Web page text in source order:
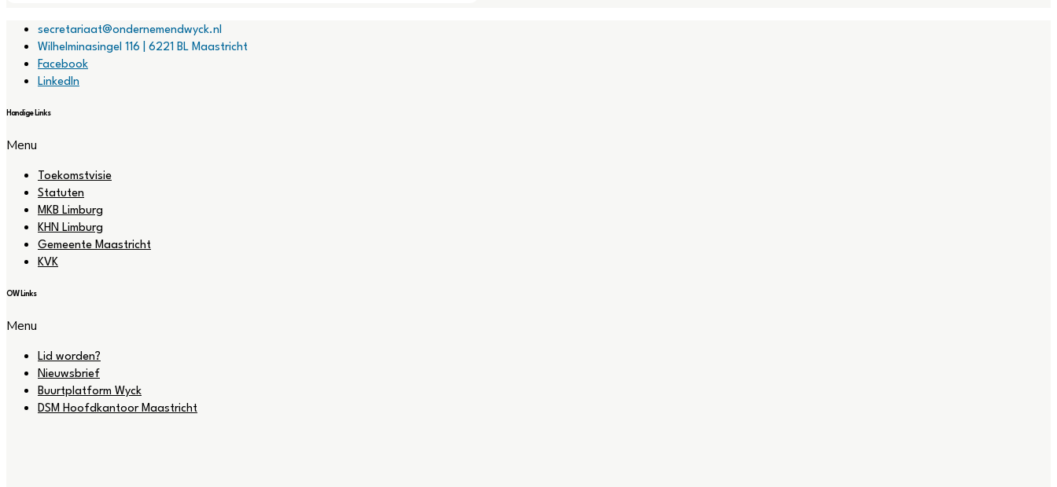
secretariaat@ondernemendwyck.nl
Wilhelminasingel 116 | 6221 BL Maastricht
Facebook
LinkedIn
Handige Links
Menu
Toekomstvisie
Statuten
MKB Limburg
KHN Limburg
Gemeente Maastricht
KVK
OW Links
Menu
Lid worden?
Nieuwsbrief
Buurtplatform Wyck
DSM Hoofdkantoor Maastricht